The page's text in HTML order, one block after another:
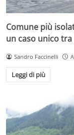
Comune più
un caso unico tra
Sandro Faccinelli
Leggi di più